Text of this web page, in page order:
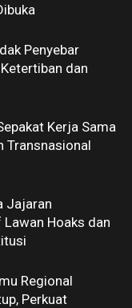
Penyebar
dan
Kerja Sama
Transnasional
Jajaran
Hoaks dan
Regional
Perkuat